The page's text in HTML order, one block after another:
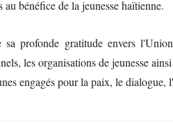
au bénéfice de la jeunesse haïtienne.
profonde gratitude envers
les organisations de jeunesse
engagés pour la paix, le dialogue,